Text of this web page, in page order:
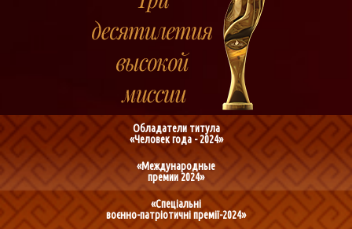
Обладатели титула
«Человек года - 2024»
«Международные
премии 2024»
«Спеціальні
воєнно-патріотичні премії-2024»